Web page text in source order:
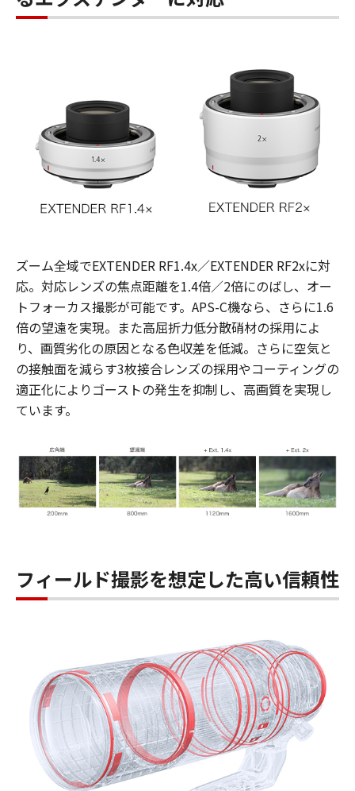
ズーム全域でEXTENDER RF1.4x／EXTENDER RF2xに対
応。対応レンズの焦点距離を1.4倍／2倍にのばし、オー
トフォーカス撮影が可能です。APS-C機なら、さらに1.6
倍の望遠を実現。また高屈折力低分散硝材の採用によ
り、画質劣化の原因となる色収差を低減。さらに空気と
の接触面を減らす3枚接合レンズの採用やコーティングの
適正化によりゴーストの発生を抑制し、高画質を実現し
ています。
フィールド撮影を想定した高い信頼性